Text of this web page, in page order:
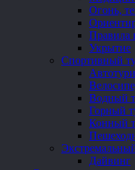
Огонь,
Правила
Укрытие
Спортивный
Водный
Горный
Конный
Дайвинг